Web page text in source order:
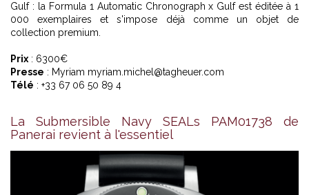
Gulf : la Formula 1 Automatic Chronograph x Gulf est éditée à 1
000 exemplaires et s'impose déjà comme un objet de
collection premium.
Prix : 6300€
Presse : Myriam myriam.michel@tagheuer.com
Télé : +33 67 06 50 89 4
La Submersible Navy SEALs PAM01738 de
Panerai revient à l'essentiel